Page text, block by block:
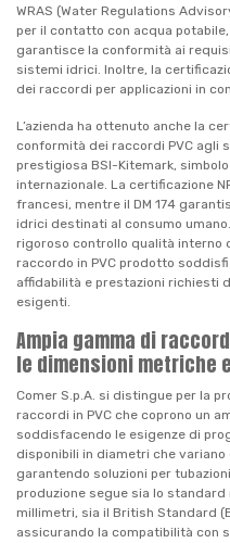
WRAS (Water Regulations
per il contatto con acqua
garantisce la conformità ai
sistemi idrici. Inoltre, la
dei raccordi per applicazioni in
L’azienda ha ottenuto anche la
conformità dei raccordi PVC agli
prestigiosa BSI-Kitemark,
internazionale. La certificazione
francesi, mentre il DM 174
idrici destinati al consumo
rigoroso controllo qualità interno
raccordo in PVC prodotto
affidabilità e prestazioni richiesti
esigenti.
Ampia gamma di
le dimensioni metriche
Comer S.p.A. si distingue per la
raccordi in PVC che coprono un
soddisfacendo le esigenze di
disponibili in diametri che variano
garantendo soluzioni per
produzione segue sia lo
millimetri, sia il British Standard
assicurando la compatibilità con